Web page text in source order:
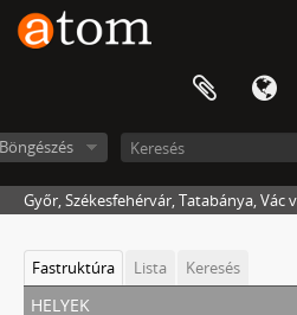
Győr, Székesfehérvár, Tatabánya,
Fastruktúra Lista Keresés
helyek